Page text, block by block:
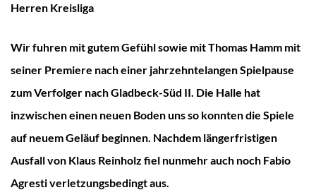
Herren Kreisliga
Wir fuhren mit gutem Gefühl sowie mit Thomas Hamm mit
seiner Premiere nach einer jahrzehntelangen Spielpause
zum Verfolger nach Gladbeck-Süd II. Die Halle hat
inzwischen einen neuen Boden uns so konnten die Spiele
auf neuem Geläuf beginnen. Nachdem längerfristigen
Ausfall von Klaus Reinholz fiel nunmehr auch noch Fabio
Agresti verletzungsbedingt aus.